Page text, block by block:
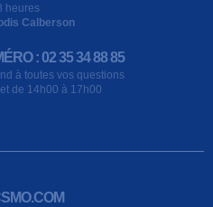
heures
Calberson
: 02 35 34 88 85
à toutes vos questions
de 14h00 à 17h00